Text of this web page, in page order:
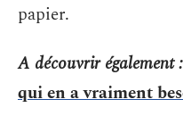
papier.
A découvrir également :
qui en a vraiment